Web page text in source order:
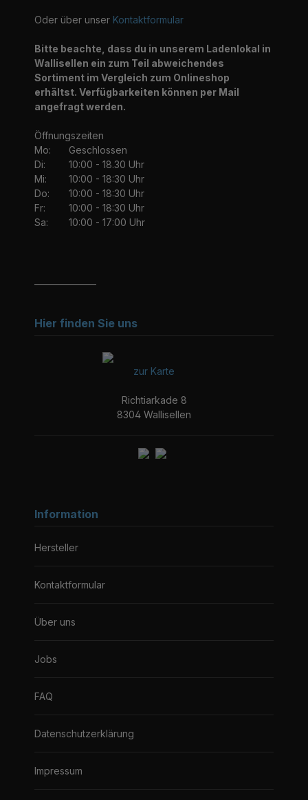
Oder über unser Kontaktformular
Bitte beachte, dass du in unserem Ladenlokal in
Wallisellen ein zum Teil abweichendes
Sortiment im Vergleich zum Onlineshop
erhältst. Verfügbarkeiten können per Mail
angefragt werden.
Öffnungszeiten
Mo:
Geschlossen
Di:
10:00 - 18.30 Uhr
Mi:
10:00 - 18:30 Uhr
Do:
10:00 - 18:30 Uhr
Fr:
10:00 - 18:30 Uhr
Sa:
10:00 - 17:00 Uhr
Hier finden Sie uns
zur Karte
Richtiarkade 8
8304 Wallisellen
Information
Hersteller
Kontaktformular
Über uns
Jobs
FAQ
Datenschutzerklärung
Impressum